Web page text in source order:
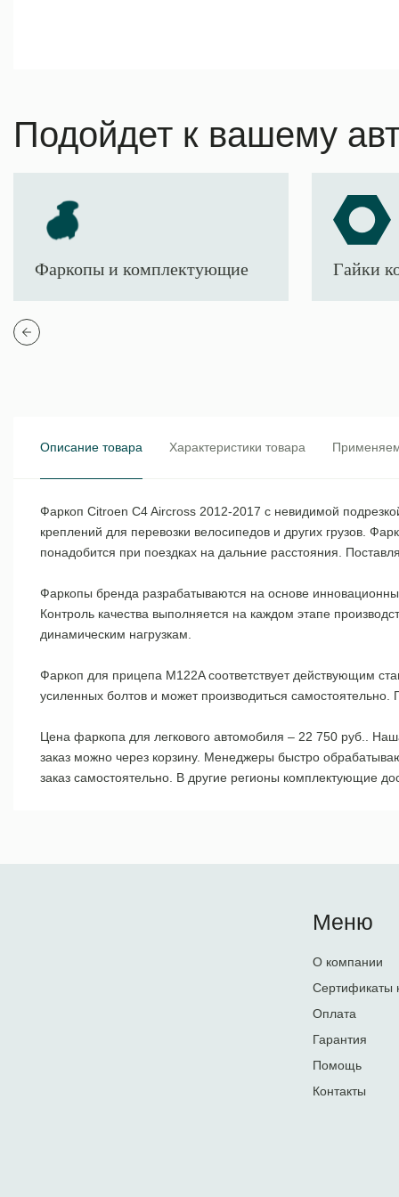
Подойдет к вашему
Фаркопы и комплектующие Гайки
Описание товара Характеристики товара
Фаркоп Citroen C4 Aircross 2012-2017 с невидимой
креплений для перевозки велосипедов и других грузов.
понадобится при поездках на дальние расстояния.
Фаркопы бренда разрабатываются на основе
Контроль качества выполняется на каждом этапе
динамическим нагрузкам.
Фаркоп для прицепа M122A соответствует действующим
усиленных болтов и может производиться
Цена фаркопа для легкового автомобиля – 22 750 руб..
заказ можно через корзину. Менеджеры быстро
заказ самостоятельно. В другие регионы комплектующие
Меню
О компании
Сертификаты
Оплата
Гарантия
Помощь
Контакты